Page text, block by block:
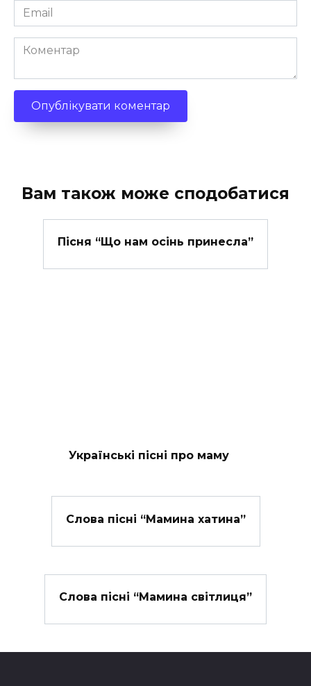
Email
*
Коментар
Вам також може сподобатися
Пісня “Що нам осінь принесла”
Українські пісні про маму
Слова пісні “Мамина хатина”
Слова пісні “Мамина світлиця”